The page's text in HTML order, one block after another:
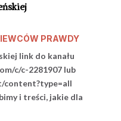
PRAWDY
link do kanału
c/c-2281907 lub
content?type=all
i treści, jakie dla